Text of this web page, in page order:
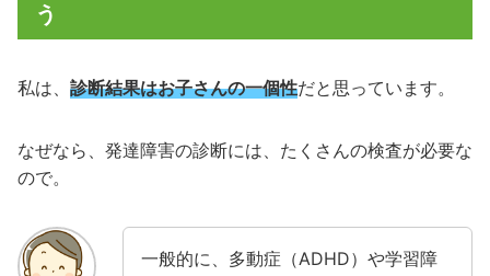
う
私は、 診断結果はお子さんの一個性だと思っています。
なぜなら、発達障害の診断には、たくさんの検査が必要な
ので。
一般的に、多動症（ADHD）や学習障